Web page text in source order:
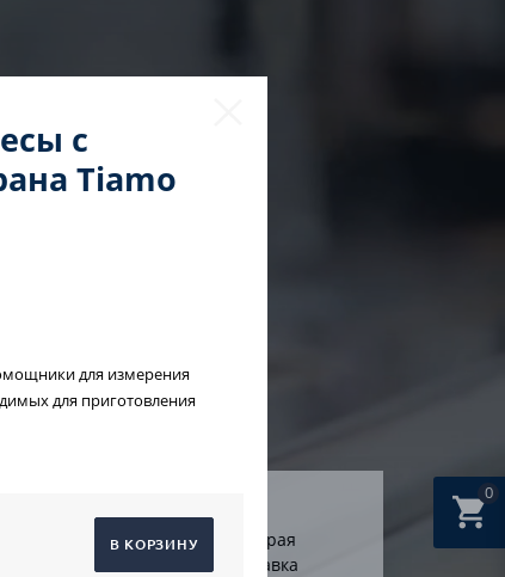
0
Быстрая
доставка
с
Tiamo
для измерения
для приготовления
В КОРЗИНУ